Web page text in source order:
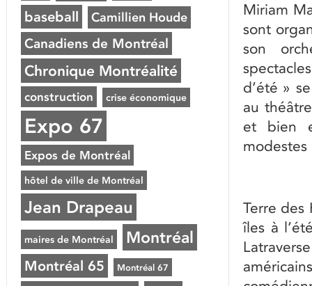
Miriam
sont
son
d’été »
au
et bien
modestes
Terre des
îles à
baseball Camillien Houde
Canadiens de Montréal
Chronique Montréalité
construction crise économique
Expo 67
Expos de Montréal
hôtel de ville de Montréal
Jean Drapeau
maires de Montréal Montréal
Montréal 65 Montréal 67